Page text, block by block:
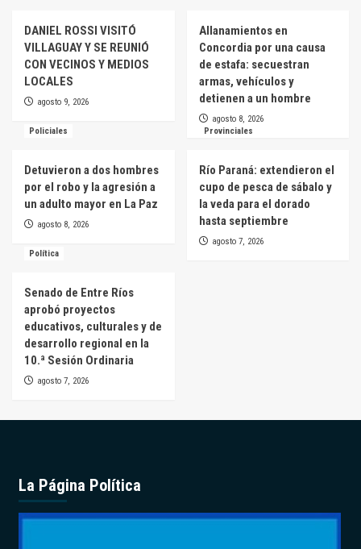
DANIEL ROSSI VISITÓ
VILLAGUAY Y SE REUNIÓ
CON VECINOS Y MEDIOS
LOCALES
agosto 9, 2026
Allanamientos en
Concordia por una causa
de estafa: secuestran
armas, vehículos y
detienen a un hombre
agosto 8, 2026
Policiales
Detuvieron a dos hombres
por el robo y la agresión a
un adulto mayor en La Paz
agosto 8, 2026
Provinciales
Río Paraná: extendieron el
cupo de pesca de sábalo y
la veda para el dorado
hasta septiembre
agosto 7, 2026
Política
Senado de Entre Ríos
aprobó proyectos
educativos, culturales y de
desarrollo regional en la
10.ª Sesión Ordinaria
agosto 7, 2026
La Página Política